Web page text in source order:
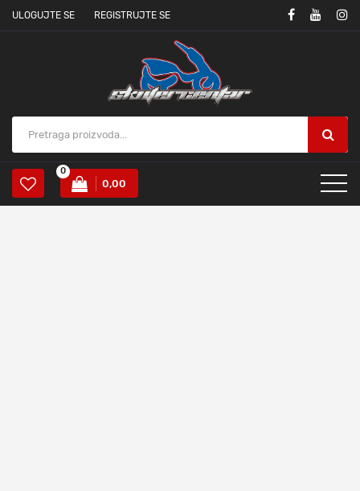
ULOGUJTE SE REGISTRUJTE SE
0
0,00